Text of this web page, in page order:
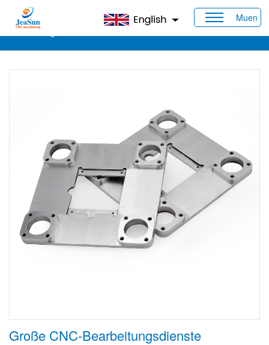
Muen
Heim CNC-Edelstahlteile> Große CNC-
Bearbeitungsdienste
Große CNC-Bearbeitungsdienste